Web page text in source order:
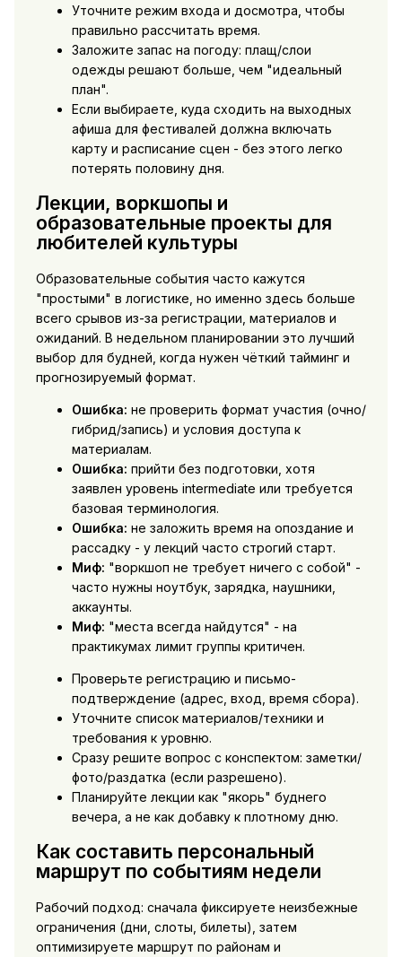
Уточните режим входа и досмотра, чтобы
правильно рассчитать время.
Заложите запас на погоду: плащ/слои
одежды решают больше, чем "идеальный
план".
Если выбираете, куда сходить на выходных
афиша для фестивалей должна включать
карту и расписание сцен - без этого легко
потерять половину дня.
Лекции, воркшопы и
образовательные проекты для
любителей культуры
Образовательные события часто кажутся
"простыми" в логистике, но именно здесь больше
всего срывов из-за регистрации, материалов и
ожиданий. В недельном планировании это лучший
выбор для будней, когда нужен чёткий тайминг и
прогнозируемый формат.
Ошибка: не проверить формат участия (очно/
гибрид/запись) и условия доступа к
материалам.
Ошибка: прийти без подготовки, хотя
заявлен уровень intermediate или требуется
базовая терминология.
Ошибка: не заложить время на опоздание и
рассадку - у лекций часто строгий старт.
Миф: "воркшоп не требует ничего с собой" -
часто нужны ноутбук, зарядка, наушники,
аккаунты.
Миф: "места всегда найдутся" - на
практикумах лимит группы критичен.
Проверьте регистрацию и письмо-
подтверждение (адрес, вход, время сбора).
Уточните список материалов/техники и
требования к уровню.
Сразу решите вопрос с конспектом: заметки/
фото/раздатка (если разрешено).
Планируйте лекции как "якорь" буднего
вечера, а не как добавку к плотному дню.
Как составить персональный
маршрут по событиям недели
Рабочий подход: сначала фиксируете неизбежные
ограничения (дни, слоты, билеты), затем
оптимизируете маршрут по районам и